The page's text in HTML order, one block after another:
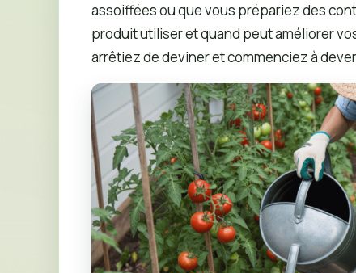
assoiffées ou que vous prépariez des
produit utiliser et quand peut améliorer
arrêtiez de deviner et commenciez à